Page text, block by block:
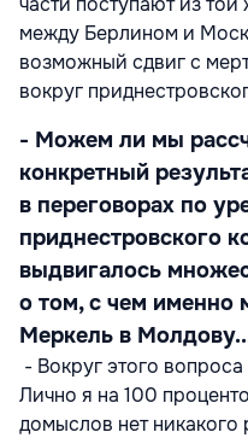
между Берлином и
возможный сдвиг с
вокруг
- Можем ли мы
конкретный
в переговорах по
приднестровского
выдвигалось
о том, с чем именно
Меркель в
- Вокруг этого
Лично я на 100
домыслов нет никакого